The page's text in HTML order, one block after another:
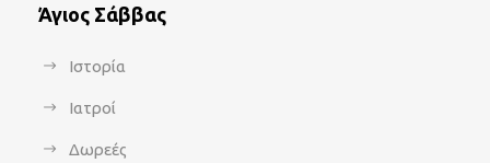
Άγιος Σάββας
Ιστορία
Ιατροί
Δωρεές